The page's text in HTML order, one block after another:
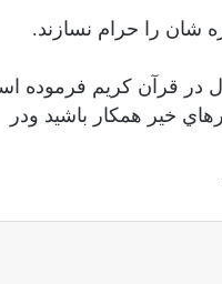
شان را حرام نسازند.
در قرآن كريم فرموده
خير همكار باشيد ودر